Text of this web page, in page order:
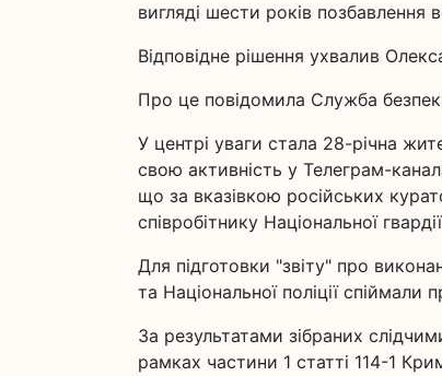
вигляді шести років позбавлення
Відповідне рішення ухвалив
Про це повідомила Служба
У центрі уваги стала 28-річна
свою активність у Телеграм-
що за вказівкою російських
співробітнику Національної
Для підготовки "звіту" про
та Національної поліції
За результатами зібраних
рамках частини 1 статті 114-1